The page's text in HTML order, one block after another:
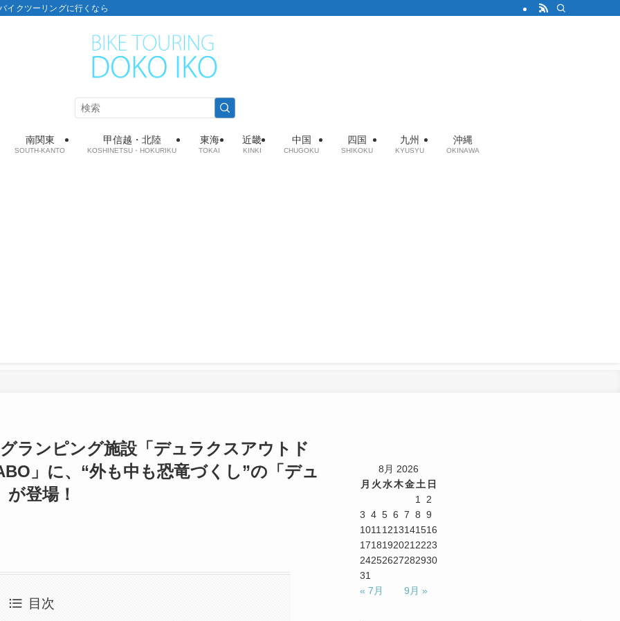
イクツーリングに行くなら
南関東
SOUTH-KANTO
甲信越・北陸
KOSHINETSU・HOKURIKU
東海
TOKAI
近畿
KINKI
中国
CHUGOKU
四国
SHIKOKU
九州
KYUSYU
沖縄
OKINAWA
ランピング施設「デュラクスアウトド
」に、“外も中も恐竜づくし”の「デュ
登場！
目次
8月 2026
月 火水木金土 日
1
2
3 4 5 6 7 8 9
1011 1213141516
1718192021 2223
24252627282930
31
« 7月
9月 »